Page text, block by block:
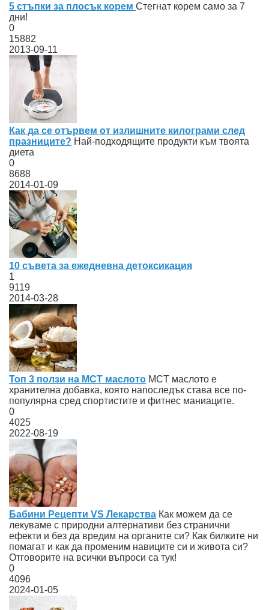
5 стъпки за плосък корем Стегнат корем само за 7
дни!
0
15882
2013-09-11
Как да се отървем от излишните килограми след
празниците? Най-подходящите продукти към твоята
диета
0
8688
2014-01-09
10 съвета за ежедневна детоксикация
1
9119
2014-03-28
Топ 3 ползи на МСТ маслото MCT маслото е
хранителна добавка, която напоследък става все по-
популярна сред спортистите и фитнес маниаците.
0
4025
2022-08-19
Бабини Рецепти VS Лекарства Как можем да се
лекуваме с природни алтернативи без странични
ефекти и без да вредим на органите си? Как билките ни
помагат и как да променим навиците си и живота си?
Отговорите на всички въпроси са тук!
0
4096
2024-01-05